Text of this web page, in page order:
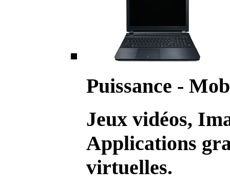
Puissance -
Jeux vidéos,
Applications
virtuelles.